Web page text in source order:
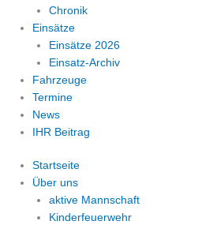
Chronik
Einsätze
Einsätze 2026
Einsatz-Archiv
Fahrzeuge
Termine
News
IHR Beitrag
Startseite
Über uns
aktive Mannschaft
Kinderfeuerwehr